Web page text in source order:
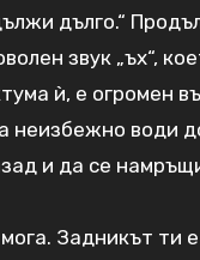
дълго.“
звук „ъх“,
ѝ, е огромен
неизбежно води
и да се
Задникът ти